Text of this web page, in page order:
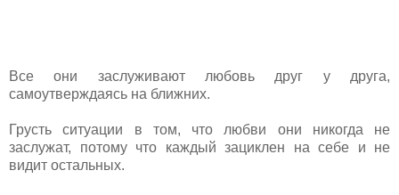
Все они заслуживают любовь друг у друга,
самоутверждаясь на ближних.
Грусть ситуации в том, что любви они никогда не
заслужат, потому что каждый зациклен на себе и не
видит остальных.